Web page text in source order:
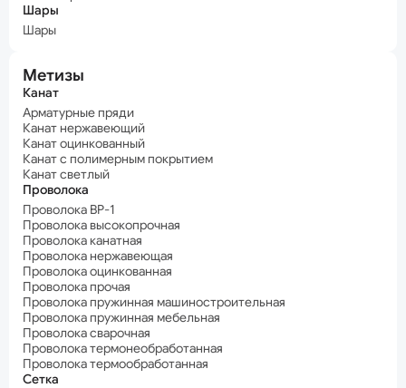
Шары
Шары
Метизы
Канат
Арматурные пряди
Канат нержавеющий
Канат оцинкованный
Канат с полимерным покрытием
Канат светлый
Проволока
Проволока ВР-1
Проволока высокопрочная
Проволока канатная
Проволока нержавеющая
Проволока оцинкованная
Проволока прочая
Проволока пружинная машиностроительная
Проволока пружинная мебельная
Проволока сварочная
Проволока термонеобработанная
Проволока термообработанная
Сетка